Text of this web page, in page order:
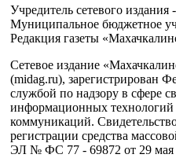
Учредитель сетевого издания -
Муниципальное бюджетное
Редакция газеты
Сетевое издание
(midag.ru), зарегистрирован
службой по надзору в сфере
информационных
коммуникаций.
регистрации средства
ЭЛ № ФС 77 - 69872 от 29 мая